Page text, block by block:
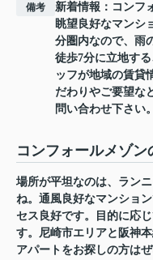
備考
新着情報：コンフ
眺望良好なマンシ
分圏内なので、雨
徒歩7分に立地す
ッフが地域の賃貸
だわりやご要望な
問い合わせ下さい。
コンフォールメゾ
場所が平坦なのは、ラン
ね。通風良好なマンショ
セス良好です。目的に応
す。尼崎市エリアと阪神
アパートをお探しの方は